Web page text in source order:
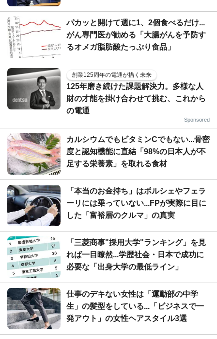
パカッと開けて週に1、2個食べるだけ...
がん専門医が勧める「大腸がんを予防す
るオメガ脂肪酸たっぷり食品」
創業125周年の電通が描く未来
125年磨き続けた課題解決力。多様な人
財の才能を掛け合わせて挑む、これから
の電通
Sponsored
カルシウムでもビタミンCでもない...骨密
度と認知機能に直結「98%の日本人が不
足する栄養素」を取れる食材
「本当のお金持ち」はポルシェやフェラ
ーリには乗っていない...FPが実際に目に
した「富裕層のクルマ」の真実
「三菱商事"採用大学"ランキング」を見
れば一目瞭然...学歴社会・日本で成功に
必要な「出身大学の最低ライン」
仕事のデキない女性は「運動部の中学
生」の髪型をしている...「ビジネスで一
発アウト」の女性ヘアスタイル3選